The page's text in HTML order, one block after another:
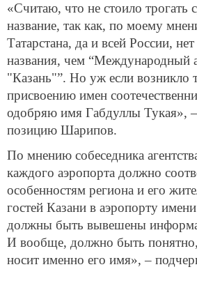
«Считаю, что не стоило трогать
название, так как, по моему
Татарстана, да и всей России,
названия, чем “Международный
"Казань"”. Но уж если возникло
присвоению имен
одобряю имя Габдуллы Тукая»,
позицию Шарипов.
По мнению собеседника
каждого аэропорта должно
особенностям региона и его
гостей Казани в аэропорту
должны быть вывешены
И вообще, должно быть
носит именно его имя», –